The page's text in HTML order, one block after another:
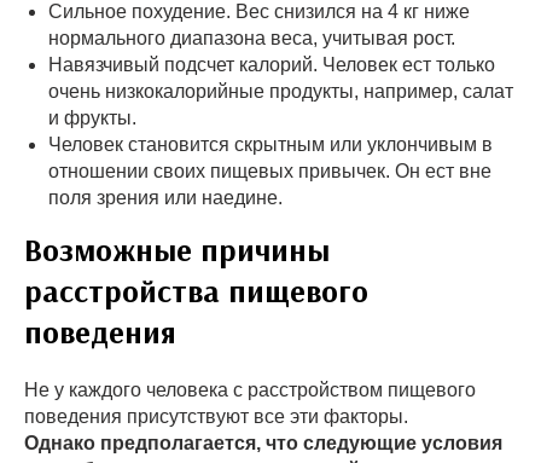
Сильное похудение. Вес снизился на 4 кг ниже
нормального диапазона веса, учитывая рост.
Навязчивый подсчет калорий. Человек ест только
очень низкокалорийные продукты, например, салат
и фрукты.
Человек становится скрытным или уклончивым в
отношении своих пищевых привычек. Он ест вне
поля зрения или наедине.
Возможные причины
расстройства пищевого
поведения
Не у каждого человека с расстройством пищевого
поведения присутствуют все эти факторы.
Однако предполагается, что следующие условия